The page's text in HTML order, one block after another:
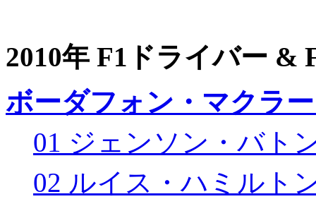
2010年 F1ドライバー &
ボーダフォン・マクラ
01 ジェンソン・バト
02 ルイス・ハミルト